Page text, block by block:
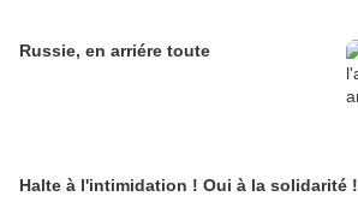
Russie, en arriére toute
Halte à l'intimidation ! Oui à la solidarité !